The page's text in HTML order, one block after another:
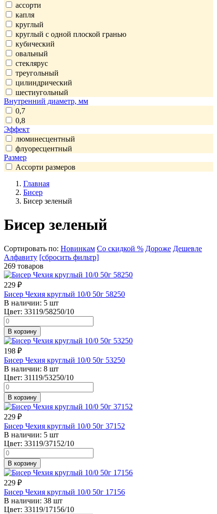
ассорти
капля
круглый
круглый с одной плоской гранью
кубический
овальный
стеклярус
треугольный
цилиндрический
шестиугольный
Внутренний диаметр, мм
0,7
0,8
Эффект
люминесцентный
флуоресцентный
Размер
Ассорти размеров
Главная
Бисер
Бисер зеленый
Бисер зеленый
Сортировать по: Новинкам Со скидкой % Дороже Дешевле
Алфавиту [сбросить фильтр]
269 товаров
229 ₽
Бисер Чехия круглый 10/0 50г 58250
В наличии: 5 шт
Цвет: 33119/58250/10
В корзину
198 ₽
Бисер Чехия круглый 10/0 50г 53250
В наличии: 8 шт
Цвет: 31119/53250/10
В корзину
229 ₽
Бисер Чехия круглый 10/0 50г 37152
В наличии: 5 шт
Цвет: 33119/37152/10
В корзину
229 ₽
Бисер Чехия круглый 10/0 50г 17156
В наличии: 38 шт
Цвет: 33119/17156/10